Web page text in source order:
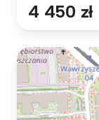
4 450 zł